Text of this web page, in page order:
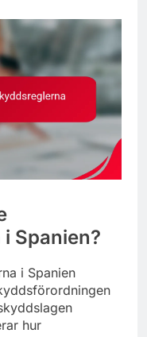
Spanien?
i Spanien
hur